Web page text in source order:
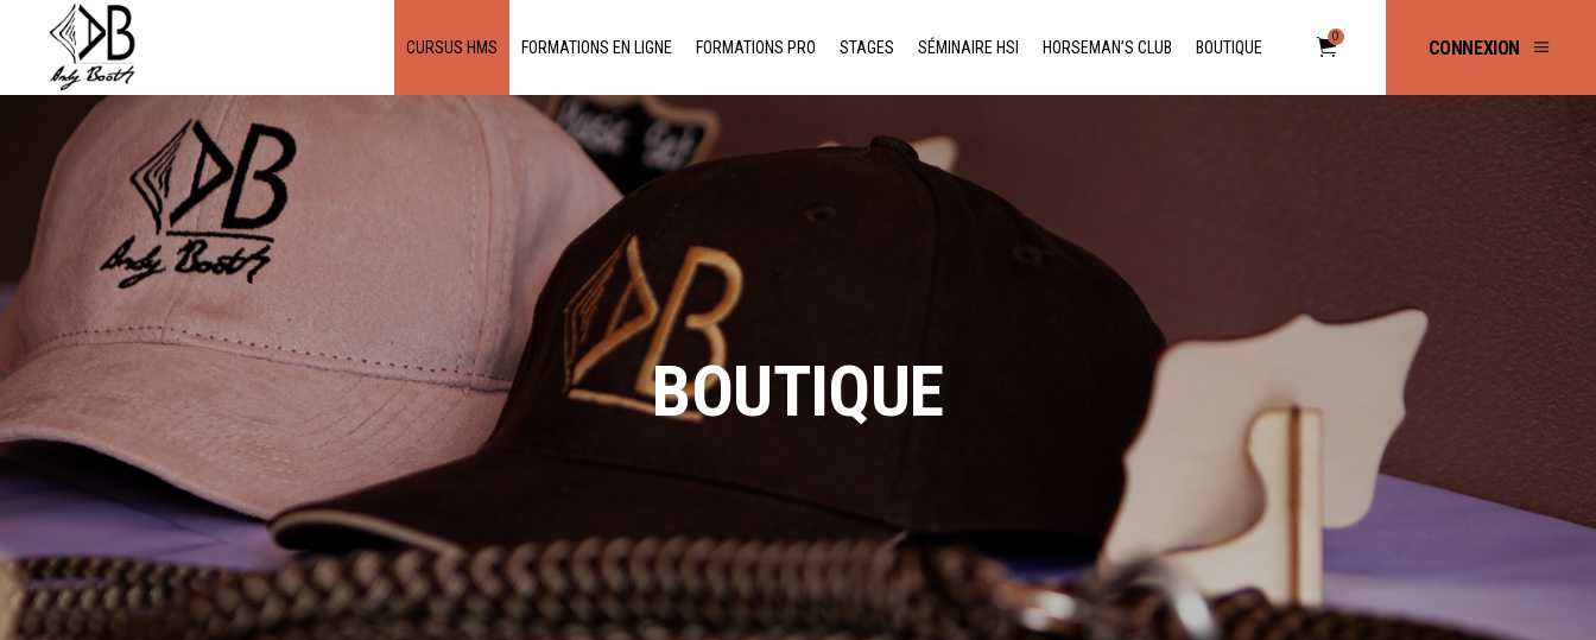
CURSUS HMS FORMATIONS EN LIGNE FORMATIONS PRO STAGES SÉMINAIRE HSI HORSEMAN’S CLUB BOUTIQUE
0
CONNEXION
BOUTIQUE